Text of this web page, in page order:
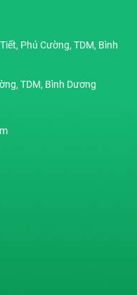
Phú Cường, TDM, Bình
TDM, Bình Dương